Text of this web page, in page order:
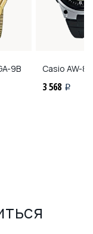
9B Casio AW-
3 568 i